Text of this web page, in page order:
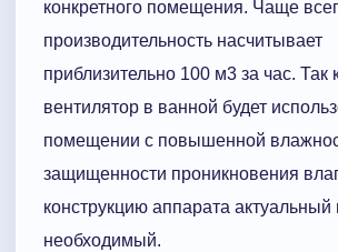
конкретного помещения. Чаще
производительность насчитывает
приблизительно 100 м3 за час. Так
вентилятор в ванной будет
помещении с повышенной
защищенности проникновения
конструкцию аппарата актуальный
необходимый.